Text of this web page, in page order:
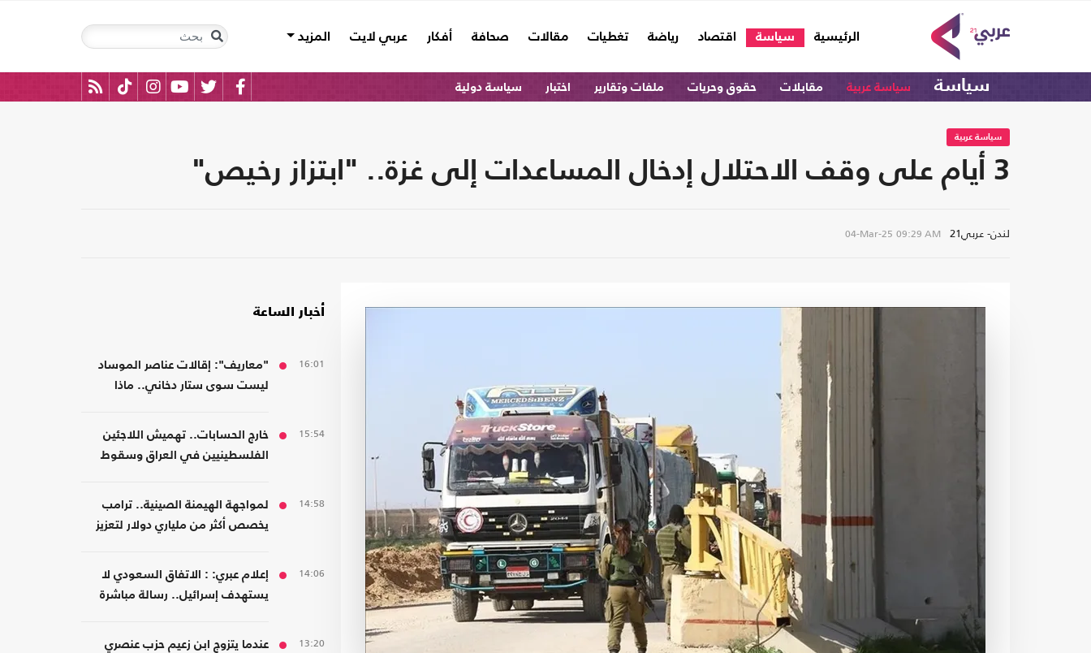
الرئيسية
(current) سياسة اقتصاد رياضة تغطيات مقالات صحافة أفكار عربي لايت المزيد
سياسة سياسة عربية مقابلات حقوق وحريات ملفات وتقارير اختبار سياسة دولية
سياسة عربية
3 أيام على وقف الاحتلال إدخال المساعدات إلى غزة.. "ابتزاز رخيص"
لندن- عربي21 04-Mar-25 09:29 AM
أخبار الساعة
16:01
"معاريف": إقالات عناصر الموساد
ليست سوى ستار دخاني.. ماذا
15:54
خارج الحسابات.. تهميش اللاجئين
الفلسطينيين في العراق وسقوط
14:58
لمواجهة الهيمنة الصينية.. ترامب
يخصص أكثر من ملياري دولار لتعزيز
14:06
إعلام عبري: : الاتفاق السعودي لا
يستهدف إسرائيل.. رسالة مباشرة
13:20
عندما يتزوج ابن زعيم حزب عنصري